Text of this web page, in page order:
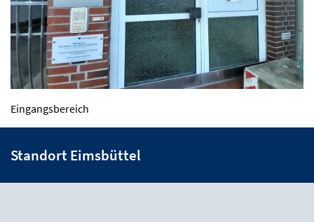
Eingangsbereich
Standort Eimsbüttel